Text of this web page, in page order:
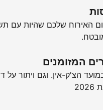
האירוח שלכם שהיות עם
המזומנים
הצ'ק-אין. וגם ויתור על